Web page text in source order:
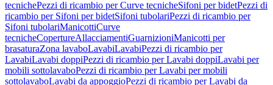
tecnichePezzi di ricambio per Curve tecnicheSifoni per bidetPezzi di
ricambio per Sifoni per bidetSifoni tubolariPezzi di ricambio per
Sifoni tubolariManicottiCurve
tecnicheCopertureAllacciamentiGuarnizioniManicotti per
brasaturaZona lavaboLavabiLavabiPezzi di ricambio per
LavabiLavabi doppiPezzi di ricambio per Lavabi doppiLavabi per
mobili sottolavaboPezzi di ricambio per Lavabi per mobili
sottolavaboLavabi da appoggioPezzi di ricambio per Lavabi da